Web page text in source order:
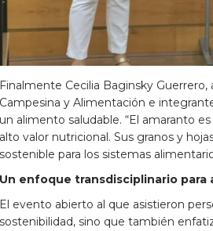
Finalmente Cecilia Baginsky
Campesina y Alimentación e
un alimento saludable. “El amaranto
alto valor nutricional. Sus granos y
sostenible para los sistemas
Un enfoque transdisciplinario para
El evento abierto al que asistieron
sostenibilidad, sino que también